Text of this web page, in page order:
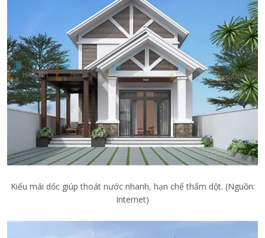
Kiểu mái dốc giúp thoát nước nhanh, hạn chế thấm dột. (Nguồn:
Internet)